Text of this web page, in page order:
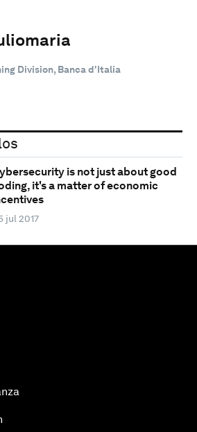
Division, Banca d'Italia
is not just about good
it's a matter of economic
jul 2017